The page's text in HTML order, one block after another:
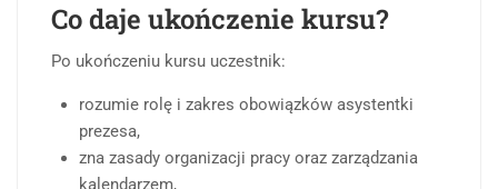
Co daje ukończenie kursu?
Po ukończeniu kursu uczestnik:
rozumie rolę i zakres obowiązków asystentki
prezesa,
zna zasady organizacji pracy oraz zarządzania
kalendarzem,